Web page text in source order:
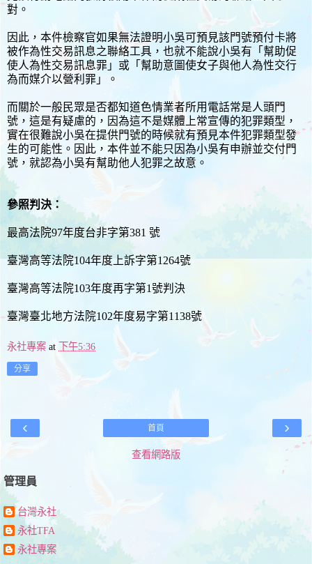
對。
因此，本件檢察官如果無法證明小吳可預見該門號預付卡將
被作為性交易訊息之聯絡工具，也就不能說小吳有「幫助促
使人為性交易訊息罪」或「幫助意圖使女子與他人為性交行
為而媒介以營利罪」。
而關於一般民眾是否都知道色情業者所用電話常是人頭門
號，這是有疑慮的，因為這不是媒體上常宣傳的犯罪類型，
實在很難說小吳在提供門號的時候就有預見本件犯罪類型發
生的可能性。因此，本件並不能只因為小吳有申辦並交付門
號，就認為小吳有幫助他人犯罪之故意。
參照判決：
最高法院97年度台非字第381 號
臺灣高等法院104年度上訴字第1264號
臺灣高等法院103年度再字第1號判決
臺灣臺北地方法院102年度易字第1138號
永社專案 at 下午5:36
分享
‹ ›
首頁
查看網路版
管理員
台灣永社
永社TFA
永社專案